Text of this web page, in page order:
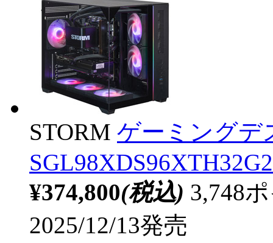
STORM ゲーミングデ
¥374,800(税込) 3,748
2025/12/13発売